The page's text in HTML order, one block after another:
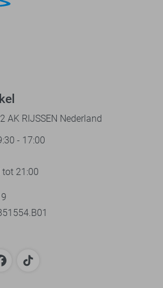
AK RIJSSEN Nederland
- 17:00
21:00